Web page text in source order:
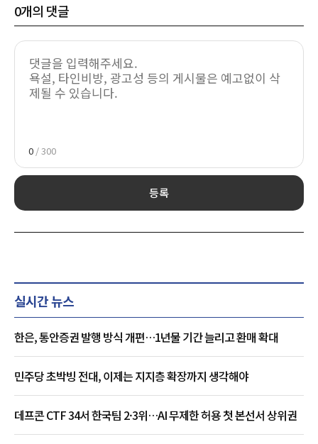
0개의 댓글
0 / 300
등록
실시간 뉴스
한은, 통안증권 발행 방식 개편…1년물 기간 늘리고 환매 확대
민주당 초박빙 전대, 이제는 지지층 확장까지 생각해야
데프콘 CTF 34서 한국팀 2·3위…AI 무제한 허용 첫 본선서 상위권